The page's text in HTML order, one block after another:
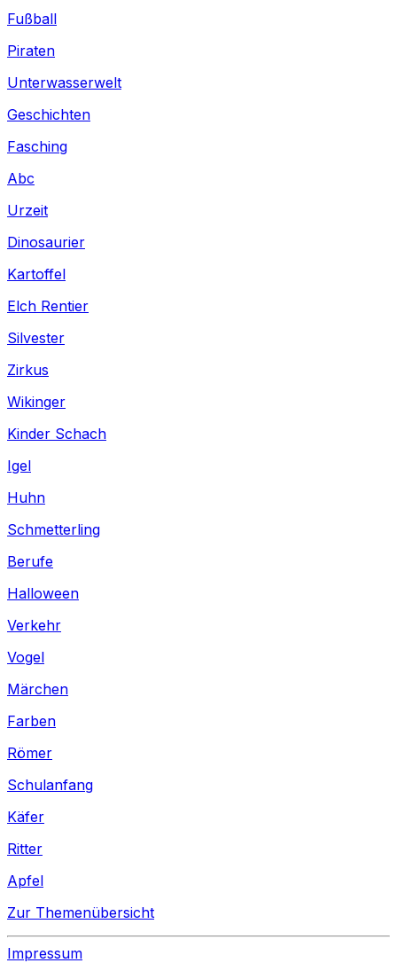
Fußball
Piraten
Unterwasserwelt
Geschichten
Fasching
Abc
Urzeit
Dinosaurier
Kartoffel
Elch Rentier
Silvester
Zirkus
Wikinger
Kinder Schach
Igel
Huhn
Schmetterling
Berufe
Halloween
Verkehr
Vogel
Märchen
Farben
Römer
Schulanfang
Käfer
Ritter
Apfel
Zur Themenübersicht
Impressum